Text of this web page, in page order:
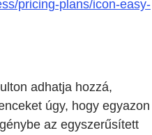
pricing-plans/icon-easy-
adhatja hozzá,
úgy, hogy egyazon
az egyszerűsített